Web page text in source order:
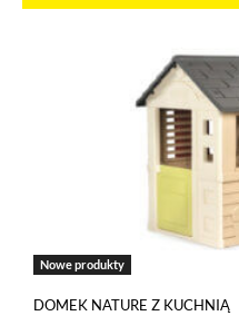
Nowe produkty
DOMEK NATURE Z KUCHNIĄ